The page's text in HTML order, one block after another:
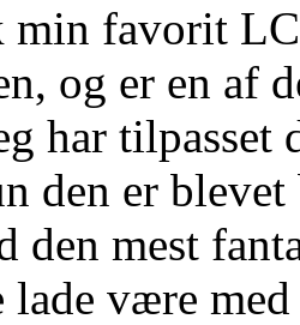
min favorit
og er en af
har
den er
den mest
være med